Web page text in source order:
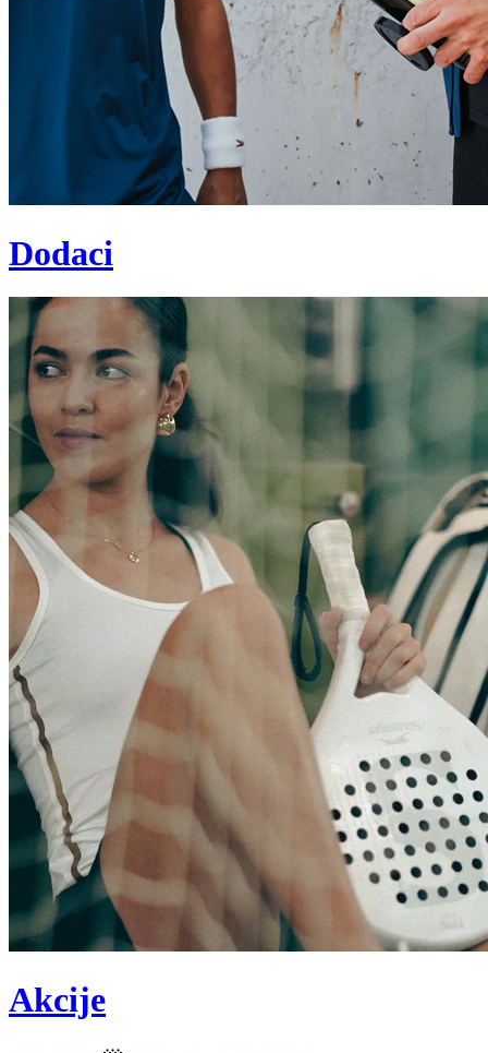
Dodaci
Akcije